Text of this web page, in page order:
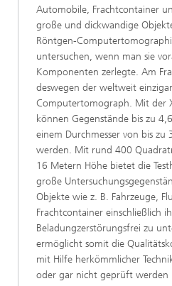
Automobile, Frachtcontainer
große und dickwandige
Röntgen-
untersuchen, wenn man sie
Komponenten zerlegte. Am
deswegen der weltweit
Computertomograph. Mit der
können Gegenstände bis zu
einem Durchmesser von bis
werden. Mit rund 400
16 Metern Höhe bietet die
große
Objekte wie z. B. Fahrzeuge,
Frachtcontainer einschließlich
Beladungzerstörungsfrei zu
ermöglicht somit die
mit Hilfe herkömmlicher
oder gar nicht geprüft werden